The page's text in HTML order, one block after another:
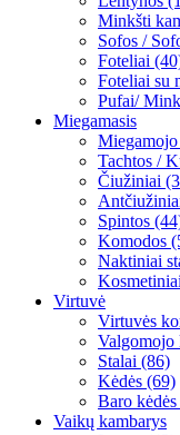
Minkšti
Sofos /
Foteliai
Foteliai su
Pufai/
Miegamasis
Tachtos /
Čiužiniai
Spintos
Komodos
Naktiniai
Virtuvė
Virtuvės
Valgomojo
Stalai (86)
Kėdės (69)
Baro
Vaikų kambarys